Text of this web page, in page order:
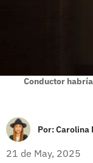
Conductor
Por:Carolina
21 de May, 2025